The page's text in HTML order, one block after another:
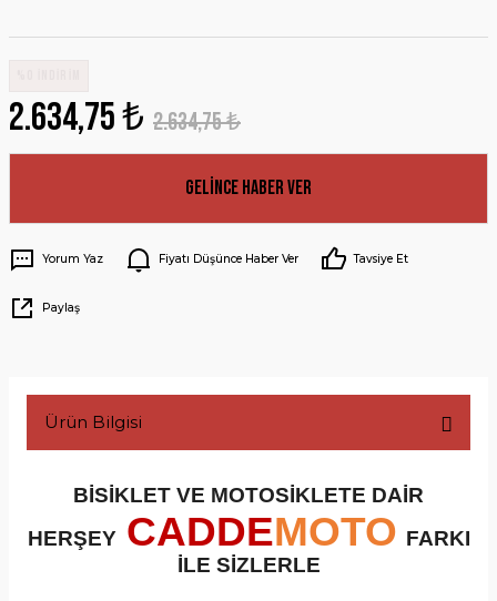
2.634,75 ₺ 2.634,75 ₺
Gelince Haber Ver
Yorum Yaz Fiyatı Düşünce Haber Ver Tavsiye Et
Paylaş
Ürün Bilgisi
BİSİKLET VE MOTOSİKLETE DAİR
HERŞEY CADDEMOTO FARKI
İLE SİZLERLE